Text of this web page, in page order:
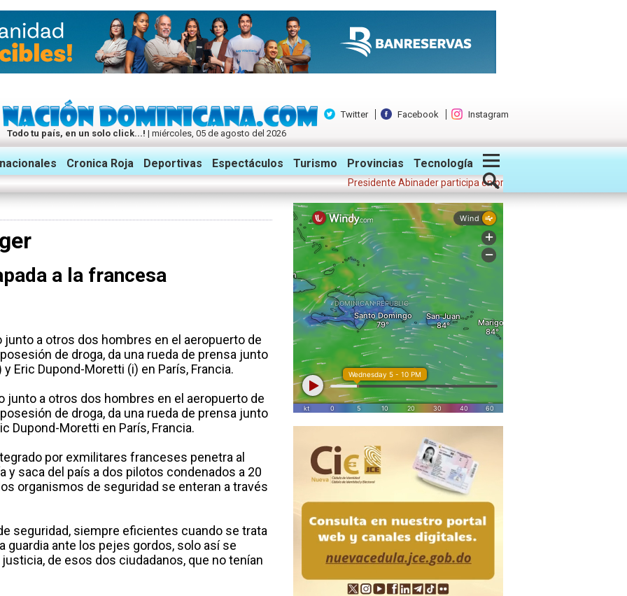
Todo tu país, en un solo click...! | miércoles, 05 de agosto del 2026
Twitter Facebook Instagram
Cronica Roja Deportivas Espectáculos Turismo Provincias Tecnología
Presidente Abinader participa en primer Foro Meta RD 2036 con
a la francesa
junto a otros dos hombres en el aeropuerto de
de droga, da una rueda de prensa junto
Eric Dupond-Moretti (i) en París, Francia.
junto a otros dos hombres en el aeropuerto de
de droga, da una rueda de prensa junto
Dupond-Moretti en París, Francia.
por exmilitares franceses penetra al
y saca del país a dos pilotos condenados a 20
organismos de seguridad se enteran a través
seguridad, siempre eficientes cuando se trata
guardia ante los pejes gordos, solo así se
de esos dos ciudadanos, que no tenían